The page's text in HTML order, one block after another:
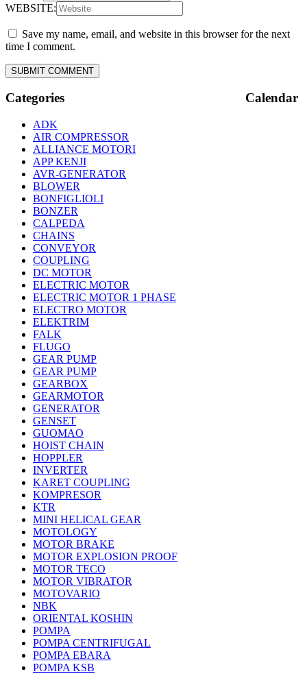
WEBSITE:
Save my name, email, and website in this browser for the next
time I comment.
Categories
ADK
AIR COMPRESSOR
ALLIANCE MOTORI
APP KENJI
AVR-GENERATOR
BLOWER
BONFIGLIOLI
BONZER
CALPEDA
CHAINS
CONVEYOR
COUPLING
DC MOTOR
ELECTRIC MOTOR
ELECTRIC MOTOR 1 PHASE
ELECTRO MOTOR
ELEKTRIM
FALK
FLUGO
GEAR PUMP
GEAR PUMP
GEARBOX
GEARMOTOR
GENERATOR
GENSET
GUOMAO
HOIST CHAIN
HOPPLER
INVERTER
KARET COUPLING
KOMPRESOR
KTR
MINI HELICAL GEAR
MOTOLOGY
MOTOR BRAKE
MOTOR EXPLOSION PROOF
MOTOR TECO
MOTOR VIBRATOR
MOTOVARIO
NBK
ORIENTAL KOSHIN
POMPA
POMPA CENTRIFUGAL
POMPA EBARA
POMPA KSB
Calendar